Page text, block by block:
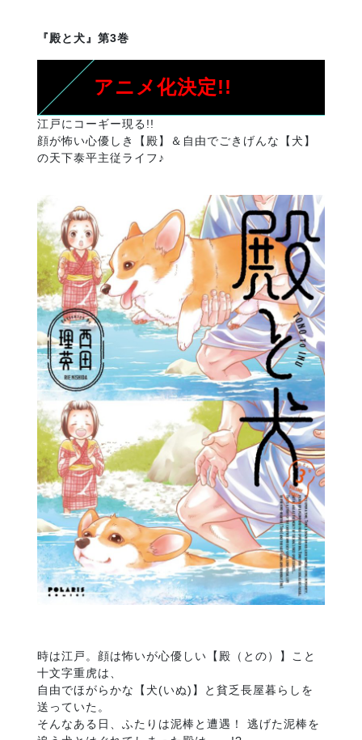
『殿と犬』第3巻
アニメ化決定!!
江戸にコーギー現る!!
顔が怖い心優しき【殿】＆自由でごきげんな【犬】
の天下泰平主従ライフ♪
時は江戸。顔は怖いが心優しい【殿（との）】こと
十文字重虎は、
自由でほがらかな【犬(いぬ)】と貧乏長屋暮らしを
送っていた。
そんなある日、ふたりは泥棒と遭遇！ 逃げた泥棒を